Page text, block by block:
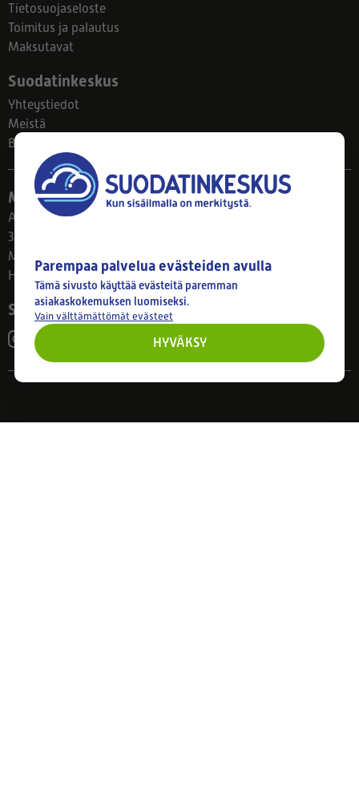
Tietosuojaseloste
Toimitus ja palautus
Maksutavat
Suodatinkeskus
Yhteystiedot
Meistä
Blogi
Myymälä
Ahlmanintie 61
33800 Tampere
Ma–Pe 8–17
Huom! Myymälän poikkeusaukiolot: 27.7.-21.8. klo 8-16
Seuraa meitä
Parempaa palvelua evästeiden avulla
Tämä sivusto käyttää evästeitä paremman
asiakaskokemuksen luomiseksi.
Vain välttämättömät evästeet
HYVÄKSY